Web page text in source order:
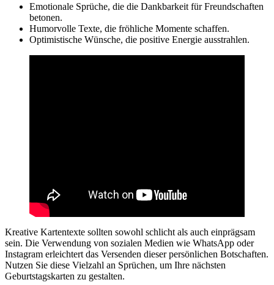
Emotionale Sprüche, die die Dankbarkeit für Freundschaften
betonen.
Humorvolle Texte, die fröhliche Momente schaffen.
Optimistische Wünsche, die positive Energie ausstrahlen.
Kreative Kartentexte sollten sowohl schlicht als auch einprägsam
sein. Die Verwendung von sozialen Medien wie WhatsApp oder
Instagram erleichtert das Versenden dieser persönlichen Botschaften.
Nutzen Sie diese Vielzahl an Sprüchen, um Ihre nächsten
Geburtstagskarten zu gestalten.